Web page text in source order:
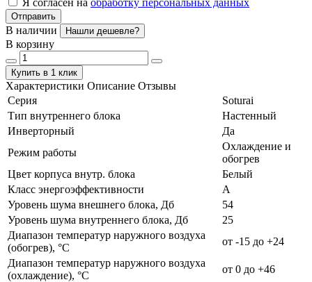
Отправить
В наличии Нашли дешевле?
В корзину
Купить в 1 клик
Характеристики Описание Отзывы
Серия
Soturai
Тип внутреннего блока
Настенный
Инверторный
Да
Режим работы
Охлаждение и
обогрев
Цвет корпуса внутр. блока
Белый
Класс энергоэффективности
А
Уровень шума внешнего блока, Дб
54
Уровень шума внутреннего блока, Дб
25
Диапазон температур наружного воздуха
(обогрев), °C
от -15 до +24
Диапазон температур наружного воздуха
(охлаждение), °C
от 0 до +46